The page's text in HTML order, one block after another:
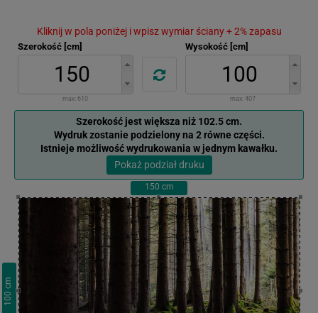
Kliknij w pola poniżej i wpisz wymiar ściany + 2% zapasu
Szerokość [cm]
max: 610
Wysokość [cm]
max: 407
Szerokość jest większa niż 102.5 cm.
Wydruk zostanie podzielony na 2 równe części.
Istnieje możliwość wydrukowania w jednym kawałku.
Pokaż podział druku
150 cm
100
cm